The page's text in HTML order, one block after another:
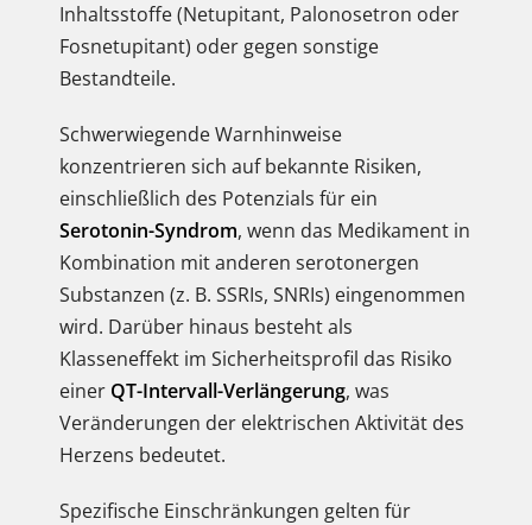
Inhaltsstoffe (Netupitant, Palonosetron oder
Fosnetupitant) oder gegen sonstige
Bestandteile.
Schwerwiegende Warnhinweise
konzentrieren sich auf bekannte Risiken,
einschließlich des Potenzials für ein
Serotonin-Syndrom, wenn das Medikament in
Kombination mit anderen serotonergen
Substanzen (z. B. SSRIs, SNRIs) eingenommen
wird. Darüber hinaus besteht als
Klasseneffekt im Sicherheitsprofil das Risiko
einer QT-Intervall-Verlängerung, was
Veränderungen der elektrischen Aktivität des
Herzens bedeutet.
Spezifische Einschränkungen gelten für